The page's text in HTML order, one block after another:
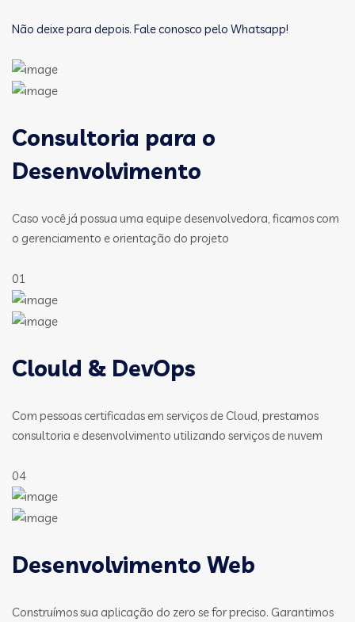
Não deixe para depois. Fale conosco pelo Whatsapp!
Consultoria para o
Desenvolvimento
Caso você já possua uma equipe desenvolvedora, ficamos com
o gerenciamento e orientação do projeto
01
Clould & DevOps
Com pessoas certificadas em serviços de Cloud, prestamos
consultoria e desenvolvimento utilizando serviços de nuvem
04
Desenvolvimento Web
Construímos sua aplicação do zero se for preciso. Garantimos